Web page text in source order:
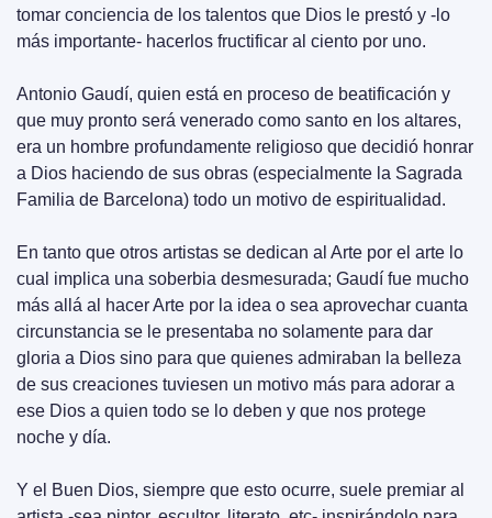
tomar conciencia de los talentos que Dios le prestó y -lo
más importante- hacerlos fructificar al ciento por uno.
Antonio Gaudí, quien está en proceso de beatificación y
que muy pronto será venerado como santo en los altares,
era un hombre profundamente religioso que decidió honrar
a Dios haciendo de sus obras (especialmente la Sagrada
Familia de Barcelona) todo un motivo de espiritualidad.
En tanto que otros artistas se dedican al Arte por el arte lo
cual implica una soberbia desmesurada; Gaudí fue mucho
más allá al hacer Arte por la idea o sea aprovechar cuanta
circunstancia se le presentaba no solamente para dar
gloria a Dios sino para que quienes admiraban la belleza
de sus creaciones tuviesen un motivo más para adorar a
ese Dios a quien todo se lo deben y que nos protege
noche y día.
Y el Buen Dios, siempre que esto ocurre, suele premiar al